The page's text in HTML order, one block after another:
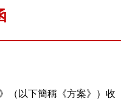
（以下簡稱《方案》）收